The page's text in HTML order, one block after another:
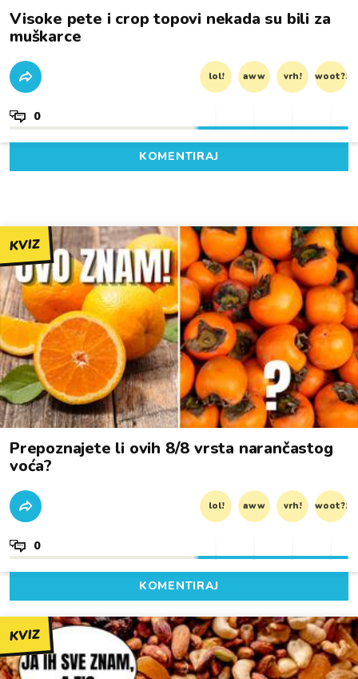
Visoke pete i crop topovi nekada su bili za
muškarce
lol! aww vrh! woot?!
0
KOMENTIRAJ
KVIZ
Prepoznajete li ovih 8/8 vrsta narančastog
voća?
lol! aww vrh! woot?!
0
KOMENTIRAJ
KVIZ